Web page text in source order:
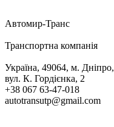
Автомир-Транс
Транспортна компанія
Україна, 49064, м. Дніпро,
вул. К. Гордієнка, 2
+38 067 63-47-018
autotransutp@gmail.com